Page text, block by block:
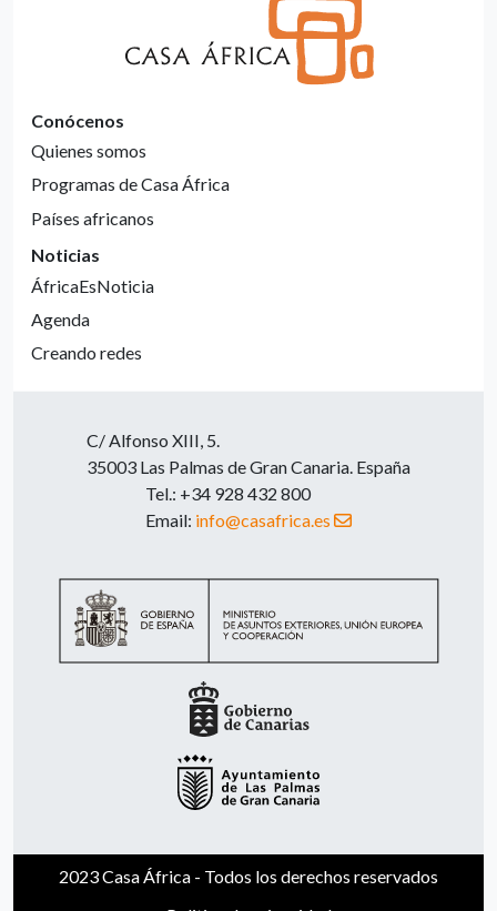
Conócenos
Quienes somos
Programas de Casa África
Países africanos
Noticias
ÁfricaEsNoticia
Agenda
Creando redes
C/ Alfonso XIII, 5.
35003 Las Palmas de Gran Canaria. España
Tel.: +34 928 432 800
Email: info@casafrica.es
2023 Casa África - Todos los derechos reservados